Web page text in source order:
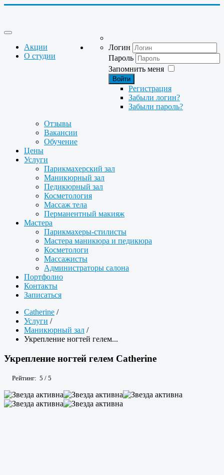
Логин
Пароль
Запомнить меня
Войти
Регистрация
Забыли логин?
Забыли пароль?
Акции
О студии
Отзывы
Вакансии
Обучение
Цены
Услуги
Парикмахерский зал
Маникюрный зал
Педикюрный зал
Косметология
Массаж тела
Перманентный макияж
Мастера
Парикмахеры-стилисты
Мастера маникюра и педикюра
Косметологи
Массажисты
Администраторы салона
Портфолио
Контакты
Записаться
Catherine /
Услуги /
Маникюрный зал /
Укрепление ногтей гелем...
Укрепление ногтей гелем Catherine
Рейтинг: 5 / 5